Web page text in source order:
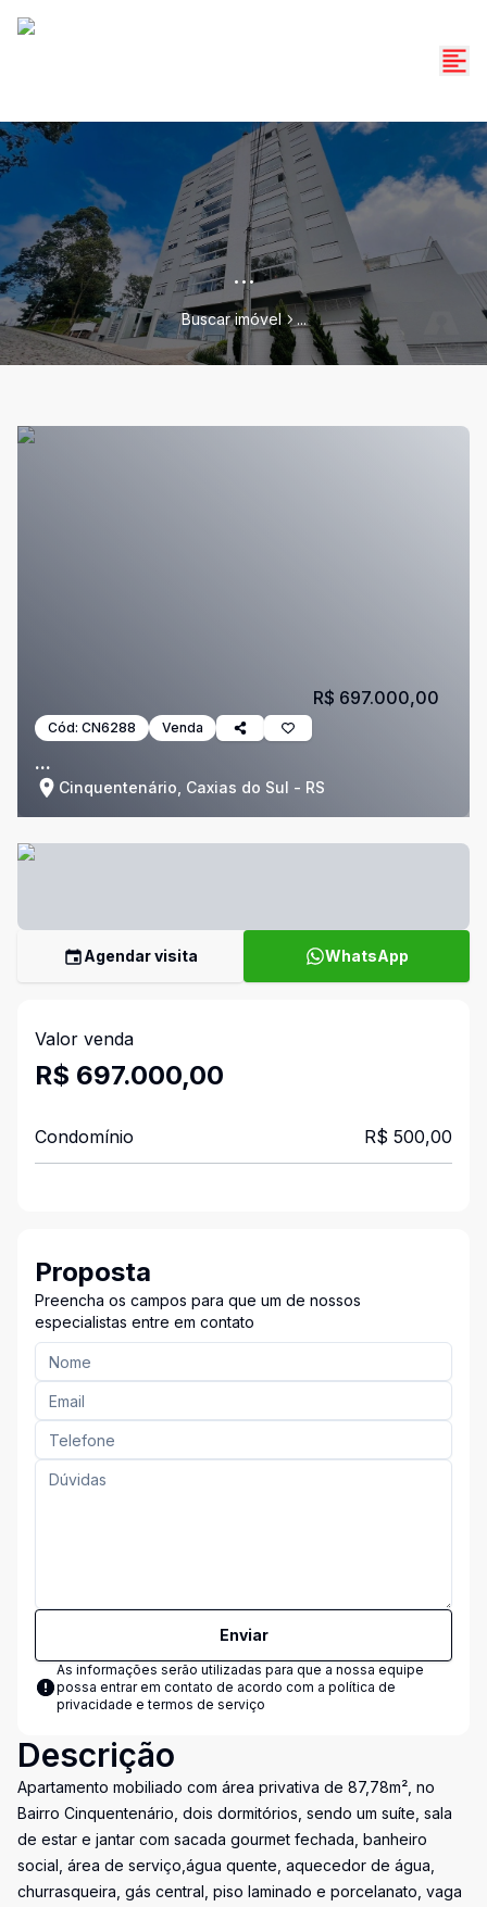
...
Buscar imóvel ...
Cód: CN6288 Venda
...
Cinquentenário, Caxias do Sul - RS
R$ 697.000,00
Agendar visita WhatsApp
Valor venda
R$ 697.000,00
Condomínio R$ 500,00
Proposta
Preencha os campos para que um de nossos
especialistas entre em contato
Enviar
As informações serão utilizadas para que a nossa equipe
possa entrar em contato de acordo com a política de
privacidade e termos de serviço
Descrição
Apartamento mobiliado com área privativa de 87,78m², no
Bairro Cinquentenário, dois dormitórios, sendo um suíte, sala
de estar e jantar com sacada gourmet fechada, banheiro
social, área de serviço,água quente, aquecedor de água,
churrasqueira, gás central, piso laminado e porcelanato, vaga